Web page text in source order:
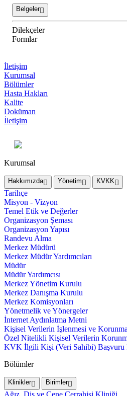
Belgeler
Dilekçeler
Formlar
İletişim
Kurumsal
Bölümler
Hasta Hakları
Kalite
Doküman
İletişim
Kurumsal
Hakkımızda Yönetim KVKK
Tarihçe
Misyon - Vizyon
Temel Etik ve Değerler
Organizasyon Şeması
Organizasyon Yapısı
Randevu Alma
Merkez Müdürü
Merkez Müdür Yardımcıları
Müdür
Müdür Yardımcısı
Merkez Yönetim Kurulu
Merkez Danışma Kurulu
Merkez Komisyonları
Yönetmelik ve Yönergeler
İnternet Aydınlatma Metni
Kişisel Verilerin İşlenmesi ve
Özel Nitelikli Kişisel Verilerin
KVK İlgili Kişi (Veri Sahibi) Başvuru
Bölümler
Klinikler Birimler